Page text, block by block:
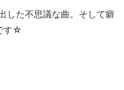
した不思議な曲。そして癖
す☆